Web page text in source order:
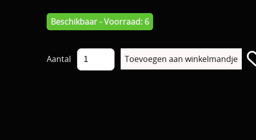
Beschikbaar - Voorraad: 6
Aantal